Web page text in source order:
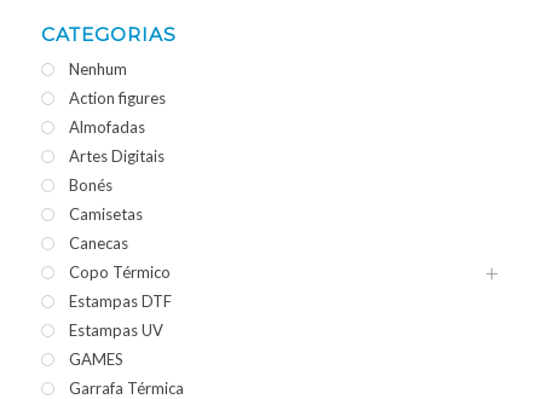
CATEGORIAS
Nenhum
Action figures
Almofadas
Artes Digitais
Bonés
Camisetas
Canecas
Copo Térmico
Estampas DTF
Estampas UV
GAMES
Garrafa Térmica